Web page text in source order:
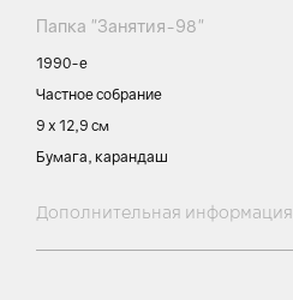
Папка "Занятия-98"
1990-е
Частное собрание
9 х 12,9 см
Бумага, карандаш
Дополнительная информация